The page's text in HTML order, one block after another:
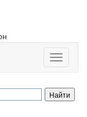
Toggle